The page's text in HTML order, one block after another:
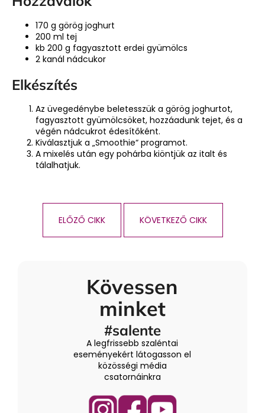
170 g görög joghurt
200 ml tej
kb 200 g fagyasztott erdei gyümölcs
2 kanál nádcukor
Elkészítés
Az üvegedénybe beletesszük a görög joghurtot,
fagyasztott gyümölcsöket, hozzáadunk tejet, és a
végén nádcukrot édesítőként.
Kiválasztjuk a „Smoothie“ programot.
A mixelés után egy pohárba kiöntjük az italt és
tálalhatjuk.
ELŐZŐ CIKK KÖVETKEZŐ CIKK
Kövessen
minket
#salente
A legfrissebb szaléntai
eseményekért látogasson el
közösségi média
csatornáinkra